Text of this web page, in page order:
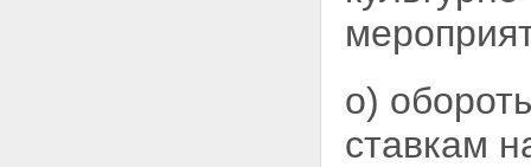
о)
ставкам